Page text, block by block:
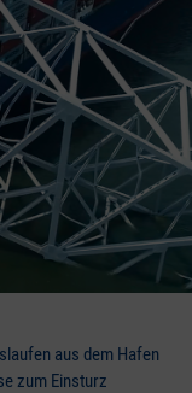
aus dem Hafen
zum Einsturz